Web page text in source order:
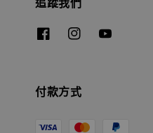
付款方式